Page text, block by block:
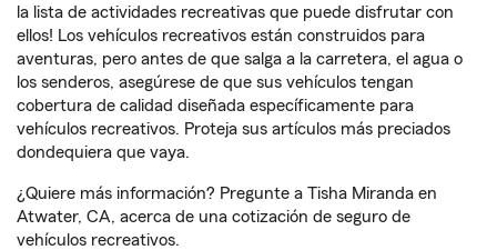
la lista de actividades recreativas que puede disfrutar con
ellos! Los vehículos recreativos están construidos para
aventuras, pero antes de que salga a la carretera, el agua o
los senderos, asegúrese de que sus vehículos tengan
cobertura de calidad diseñada específicamente para
vehículos recreativos. Proteja sus artículos más preciados
dondequiera que vaya.
¿Quiere más información? Pregunte a Tisha Miranda en
Atwater, CA, acerca de una cotización de seguro de
vehículos recreativos.